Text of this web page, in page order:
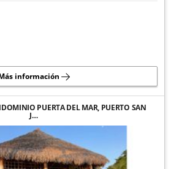
información
PUERTA DEL MAR, PUERTO SAN
J…